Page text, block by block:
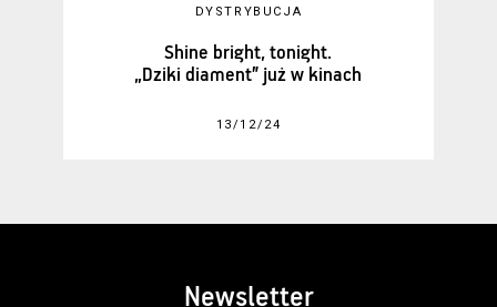
DYSTRYBUCJA
Shine bright, tonight.
„Dziki diament” już w kinach
13/12/24
Newsletter